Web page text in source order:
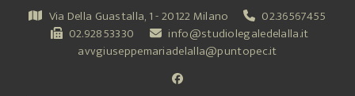
Via Della Guastalla, 1 - 20122 Milano
02.36567455
02.92853330
info@studiolegaledelalla.it
avvgiuseppemariadelalla@puntopec.it
Facebook